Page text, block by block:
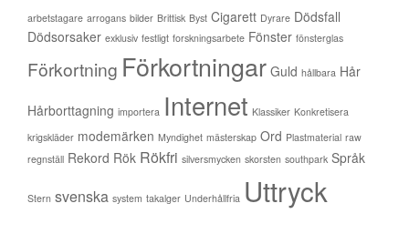
arbetstagare arrogans bilder Brittisk Byst Cigarett Dyrare Dödsfall
Dödsorsaker exklusiv festligt forskningsarbete Fönster fönsterglas
Förkortning Förkortningar Guld hållbara Hår
Hårborttagning importera Internet Klassiker Konkretisera
krigskläder modemärken Myndighet mästerskap Ord Plastmaterial raw
regnställ Rekord Rök Rökfri silversmycken skorsten southpark Språk
Stern svenska system takalger Underhållfria Uttryck